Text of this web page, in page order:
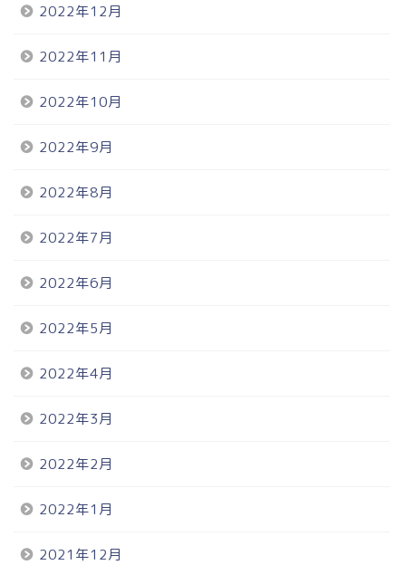
2022年12月
2022年11月
2022年10月
2022年9月
2022年8月
2022年7月
2022年6月
2022年5月
2022年4月
2022年3月
2022年2月
2022年1月
2021年12月